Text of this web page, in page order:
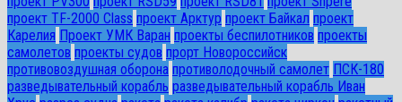
проект TF-2000 Class проект Арктур проект Байкал проект
Карелия Проект УМК Варан проекты беспилотников проекты
самолетов проекты судов прорт Новороссийск
противовоздушная оборона противолодочный самолет ПСК-180
разведывательный корабль разведывательный корабль Иван